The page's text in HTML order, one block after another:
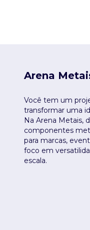
Arena
Você tem um
transformar uma
Na Arena Metais,
componentes
para marcas,
foco em
escala.